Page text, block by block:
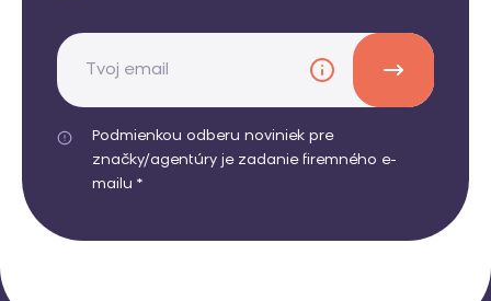
Podmienkou odberu noviniek pre
značky/agentúry je zadanie firemného e-
mailu *